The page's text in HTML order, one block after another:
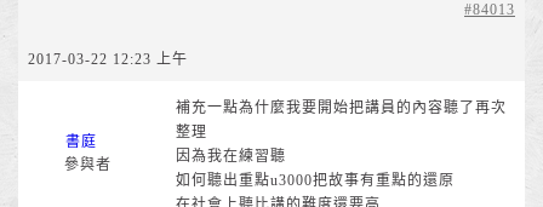
2017-03-22 12:23 上午
#84013
書庭
參與者
補充一點為什麼我要開始把講員的內容聽了再次
整理
因為我在練習聽
如何聽出重點u3000把故事有重點的還原